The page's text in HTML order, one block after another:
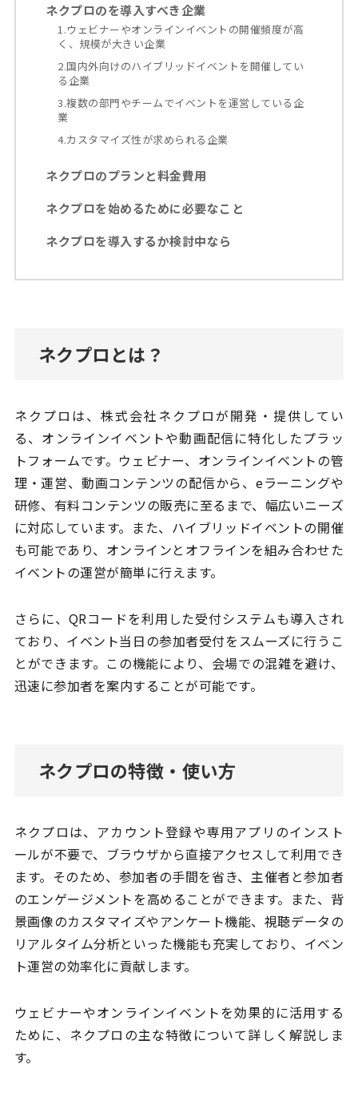
ネクプロのを導入すべき企業
1.ウェビナーやオンラインイベントの開催頻度が高
く、規模が大きい企業
2.国内外向けのハイブリッドイベントを開催してい
る企業
3.複数の部門やチームでイベントを運営している企
業
4.カスタマイズ性が求められる企業
ネクプロのプランと料金費用
ネクプロを始めるために必要なこと
ネクプロを導入するか検討中なら
ネクプロとは？
ネクプロは、株式会社ネクプロが開発・提供してい
る、オンラインイベントや動画配信に特化したプラッ
トフォームです。ウェビナー、オンラインイベントの管
理・運営、動画コンテンツの配信から、eラーニングや
研修、有料コンテンツの販売に至るまで、幅広いニーズ
に対応しています。また、ハイブリッドイベントの開催
も可能であり、オンラインとオフラインを組み合わせた
イベントの運営が簡単に行えます。
さらに、QRコードを利用した受付システムも導入され
ており、イベント当日の参加者受付をスムーズに行うこ
とができます。この機能により、会場での混雑を避け、
迅速に参加者を案内することが可能です。
ネクプロの特徴・使い方
ネクプロは、アカウント登録や専用アプリのインスト
ールが不要で、ブラウザから直接アクセスして利用でき
ます。そのため、参加者の手間を省き、主催者と参加者
のエンゲージメントを高めることができます。また、背
景画像のカスタマイズやアンケート機能、視聴データの
リアルタイム分析といった機能も充実しており、イベン
ト運営の効率化に貢献します。
ウェビナーやオンラインイベントを効果的に活用する
ために、ネクプロの主な特徴について詳しく解説しま
す。